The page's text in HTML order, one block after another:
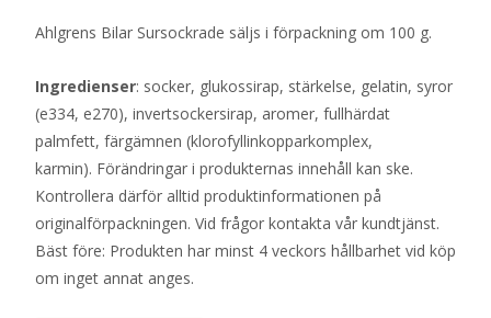
Ahlgrens Bilar Sursockrade säljs i förpackning om 100 g.
Ingredienser: socker, glukossirap, stärkelse, gelatin, syror
(e334, e270), invertsockersirap, aromer, fullhärdat
palmfett, färgämnen (klorofyllinkopparkomplex,
karmin). Förändringar i produkternas innehåll kan ske.
Kontrollera därför alltid produktinformationen på
originalförpackningen. Vid frågor kontakta vår kundtjänst.
Bäst före: Produkten har minst 4 veckors hållbarhet vid köp
om inget annat anges.